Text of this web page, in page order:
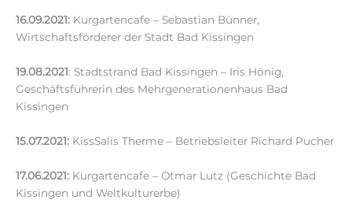
16.09.2021: Kurgartencafe – Sebastian Bünner,
Wirtschaftsförderer der Stadt Bad Kissingen
19.08.2021: Stadtstrand Bad Kissingen – Iris Hönig,
Geschäftsführerin des Mehrgenerationenhaus Bad
Kissingen
15.07.2021: KissSalis Therme – Betriebsleiter Richard Pucher
17.06.2021: Kurgartencafe – Otmar Lutz (Geschichte Bad
Kissingen und Weltkulturerbe)